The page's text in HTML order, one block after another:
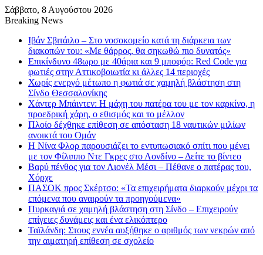
Σάββατο, 8 Αυγούστου 2026
Breaking News
Ιβάν Σβιτάιλο – Στο νοσοκομείο κατά τη διάρκεια των
διακοπών του: «Με θάρρος, θα σηκωθώ πιο δυνατός»
Επικίνδυνο 48ωρο με 40άρια και 9 μποφόρ: Red Code για
φωτιές στην Αττικοβοιωτία κι άλλες 14 περιοχές
Χωρίς ενεργό μέτωπο η φωτιά σε χαμηλή βλάστηση στη
Σίνδο Θεσσαλονίκης
Χάντερ Μπάιντεν: Η μάχη του πατέρα του με τον καρκίνο, η
προεδρική χάρη, ο εθισμός και το μέλλον
Πλοίο δέχθηκε επίθεση σε απόσταση 18 ναυτικών μιλίων
ανοικτά του Ομάν
Η Νίνα Φλορ παρουσιάζει το εντυπωσιακό σπίτι που μένει
με τον Φίλιππο Ντε Γκρες στο Λονδίνο – Δείτε το βίντεο
Βαρύ πένθος για τον Λιονέλ Μέσι – Πέθανε ο πατέρας του,
Χόρχε
ΠΑΣΟΚ προς Σκέρτσο: «Τα επιχειρήματα διαρκούν μέχρι τα
επόμενα που αναιρούν τα προηγούμενα»
Πυρκαγιά σε χαμηλή βλάστηση στη Σίνδο – Επιχειρούν
επίγειες δυνάμεις και ένα ελικόπτερο
Ταϊλάνδη: Στους εννέα αυξήθηκε ο αριθμός των νεκρών από
την αιματηρή επίθεση σε σχολείο